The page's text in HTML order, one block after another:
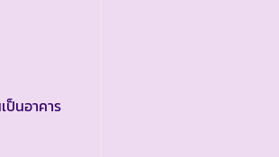
ป็นอาคาร